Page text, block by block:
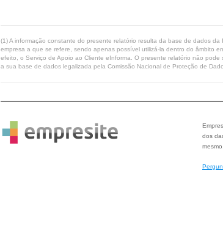
(1) A informação constante do presente relatório resulta da base de dados
empresa a que se refere, sendo apenas possível utilizá-la dentro do âmbito
efeito, o Serviço de Apoio ao Cliente eInforma. O presente relatório não
a sua base de dados legalizada pela Comissão Nacional de Proteção de
dos
mesmo.